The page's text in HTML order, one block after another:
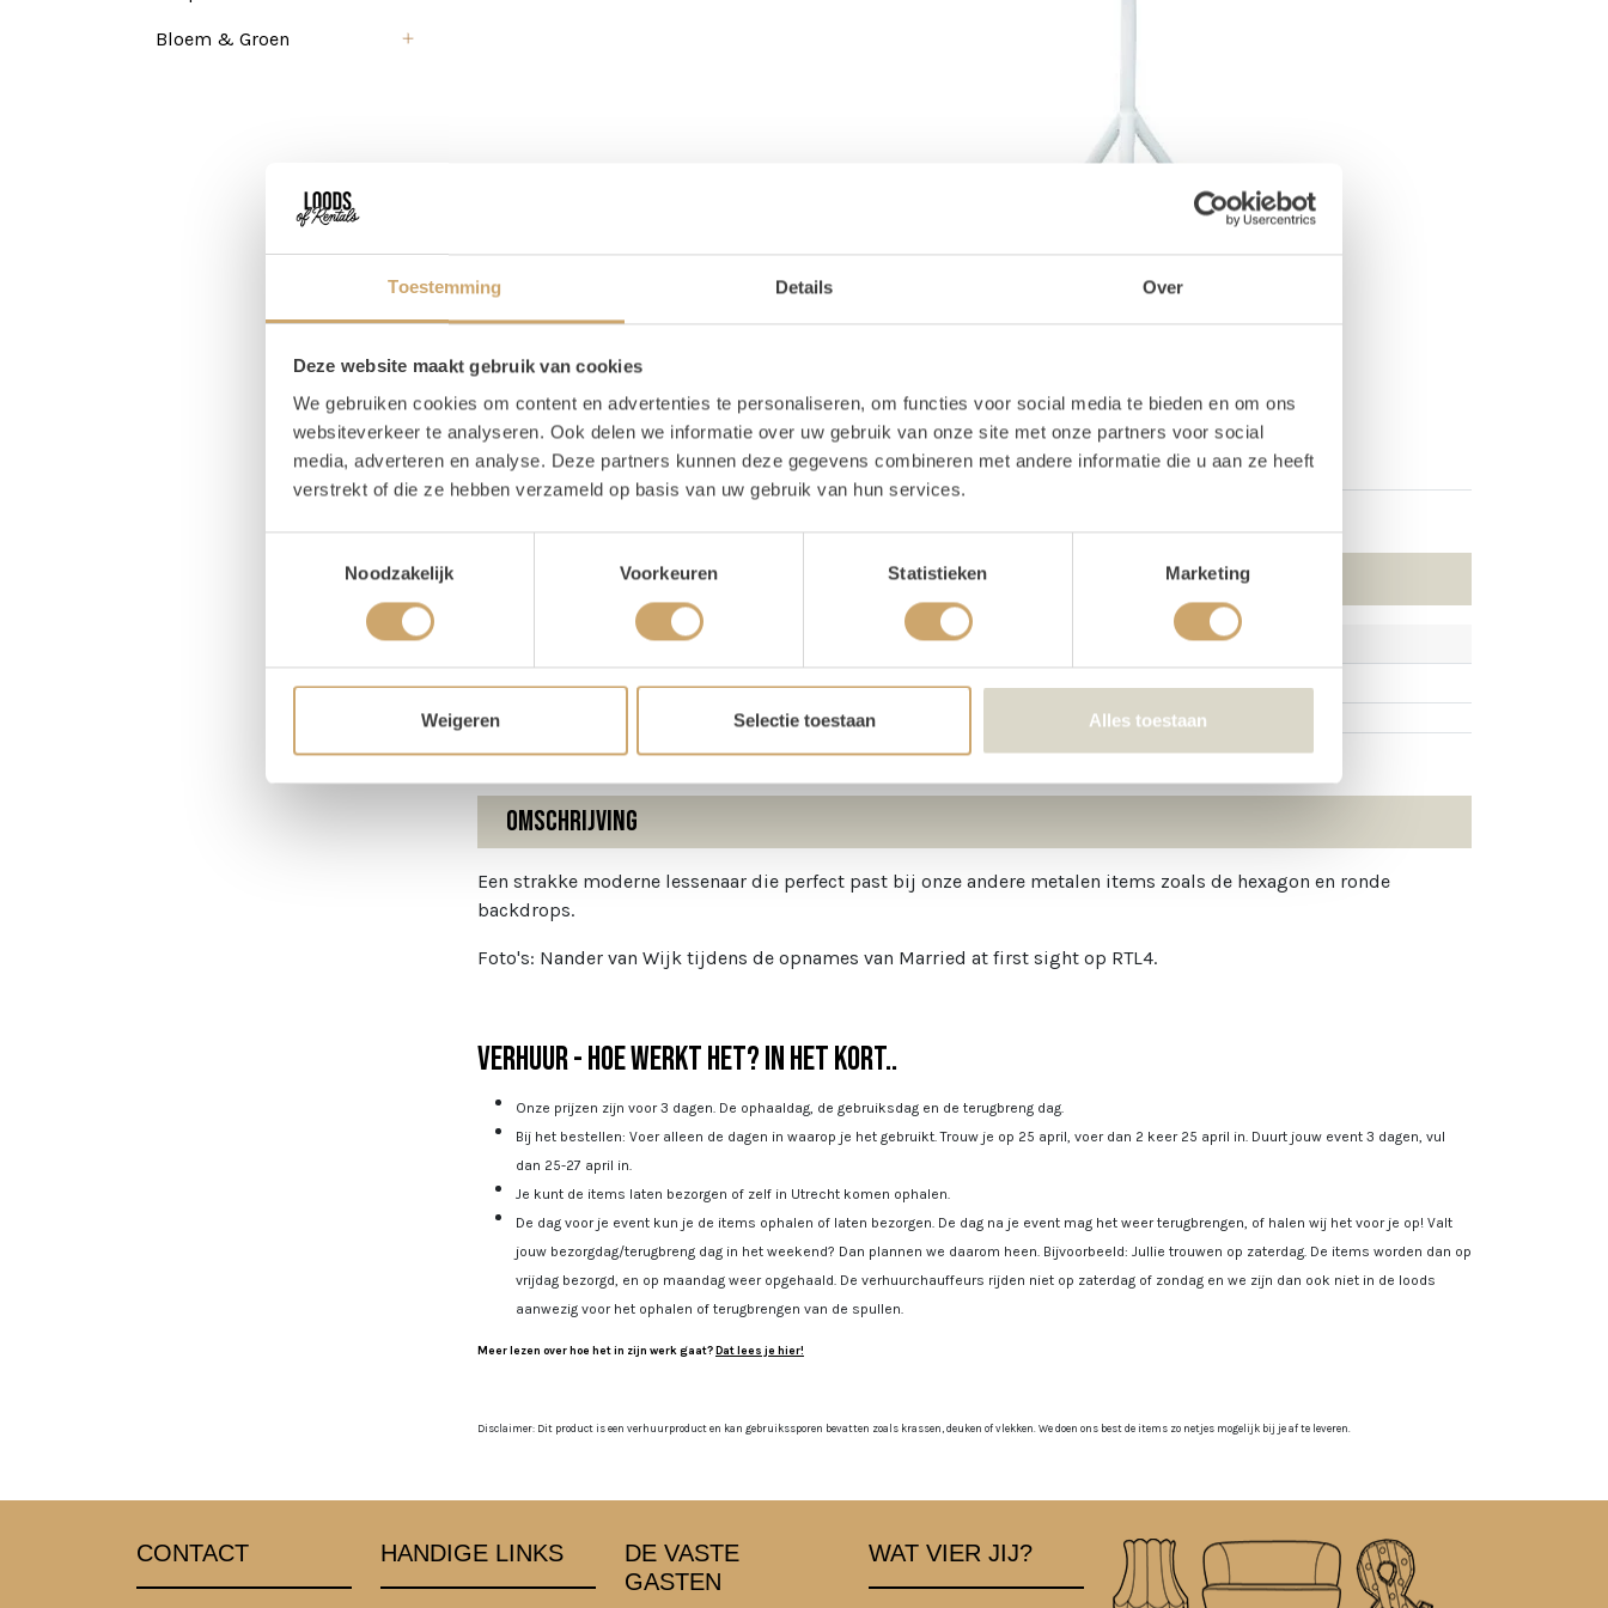
Toestemming Details Over
Deze website maakt gebruik van cookies
We gebruiken cookies om content en advertenties te personaliseren, om functies voor social media te bieden en om ons
websiteverkeer te analyseren. Ook delen we informatie over uw gebruik van onze site met onze partners voor social
media, adverteren en analyse. Deze partners kunnen deze gegevens combineren met andere informatie die u aan ze heeft
verstrekt of die ze hebben verzameld op basis van uw gebruik van hun services.
Noodzakelijk
Voorkeuren Statistieken Marketing
Weigeren Selectie toestaan Alles toestaan
Bloem & Groen
Producteigenschappen
Hoogte
Omschrijving
Een strakke moderne lessenaar die perfect past bij onze andere metalen items zoals de hexagon en ronde
backdrops.
Foto's: Nander van Wijk tijdens de opnames van Married at first sight op RTL4.
Verhuur - Hoe werkt het? In het kort..
Onze prijzen zijn voor 3 dagen. De ophaaldag, de gebruiksdag en de terugbreng dag.
Bij het bestellen: Voer alleen de dagen in waarop je het gebruikt. Trouw je op 25 april, voer dan 2 keer 25 april in. Duurt jouw event 3 dagen, vul
dan 25-27 april in.
Je kunt de items laten bezorgen of zelf in Utrecht komen ophalen.
De dag voor je event kun je de items ophalen of laten bezorgen. De dag na je event mag het weer terugbrengen, of halen wij het voor je op! Valt
jouw bezorgdag/terugbreng dag in het weekend? Dan plannen we daarom heen. Bijvoorbeeld: Jullie trouwen op zaterdag. De items worden dan op
vrijdag bezorgd, en op maandag weer opgehaald. De verhuurchauffeurs rijden niet op zaterdag of zondag en we zijn dan ook niet in de loods
aanwezig voor het ophalen of terugbrengen van de spullen.
Meer lezen over hoe het in zijn werk gaat?Dat lees je hier!
Disclaimer: Dit product is een verhuurproduct en kan gebruikssporen bevatten zoals krassen, deuken of vlekken. We doen ons best de items zo netjes mogelijk bij je af te leveren.
CONTACT HANDIGE LINKS
DE VASTE
GASTEN
WAT VIER JIJ?